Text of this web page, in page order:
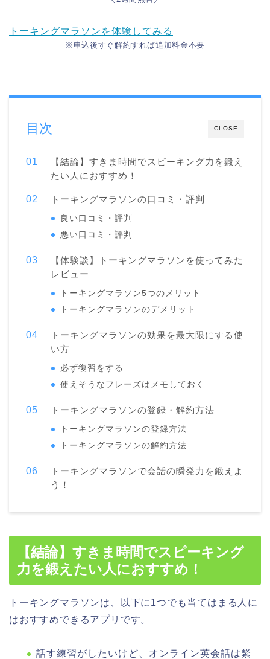
トーキングマラソンを体験してみる
※申込後すぐ解約すれば追加料金不要
CLOSE
目次
【結論】すきま時間でスピーキング力を鍛え
たい人におすすめ！
トーキングマラソンの口コミ・評判
良い口コミ・評判
悪い口コミ・評判
【体験談】トーキングマラソンを使ってみた
レビュー
トーキングマラソン5つのメリット
トーキングマラソンのデメリット
トーキングマラソンの効果を最大限にする使
い方
必ず復習をする
使えそうなフレーズはメモしておく
トーキングマラソンの登録・解約方法
トーキングマラソンの登録方法
トーキングマラソンの解約方法
トーキングマラソンで会話の瞬発力を鍛えよ
う！
【結論】すきま時間でスピーキング
力を鍛えたい人におすすめ！
トーキングマラソンは、以下に1つでも当てはまる人に
はおすすめできるアプリです。
話す練習がしたいけど、オンライン英会話は緊